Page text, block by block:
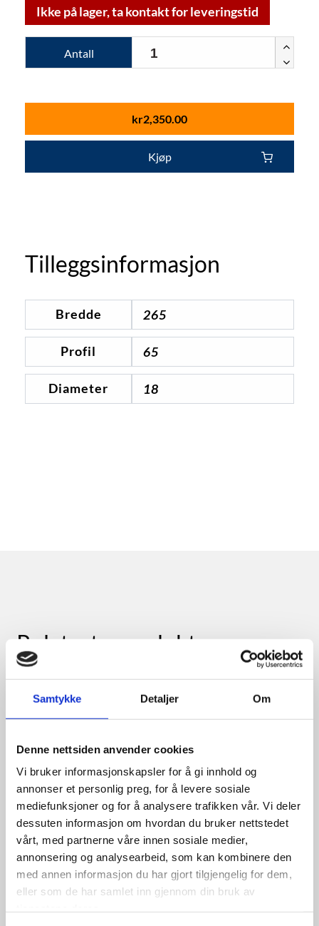
Samtykke Detaljer Om
Denne nettsiden anvender cookies
Vi bruker informasjonskapsler for å gi innhold og
annonser et personlig preg, for å levere sosiale
mediefunksjoner og for å analysere trafikken vår. Vi deler
dessuten informasjon om hvordan du bruker nettstedet
vårt, med partnerne våre innen sosiale medier,
annonsering og analysearbeid, som kan kombinere den
med annen informasjon du har gjort tilgjengelig for dem,
eller som de har samlet inn gjennom din bruk av
Ikke på lager, ta kontakt for leveringstid
Antall
kr2,350.00
Kjøp
Tilleggsinformasjon
Bredde 265
Profil 65
Diameter 18
Relaterte produkter